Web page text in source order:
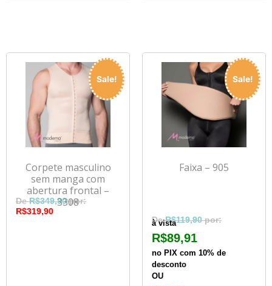
Sale!
Corpete masculino
sem manga com
abertura frontal –
3308
R$349,90
R$319,90
Sale!
Faixa – 905
R$119,90
à vista
R$89,91
no PIX com 10% de
desconto
OU